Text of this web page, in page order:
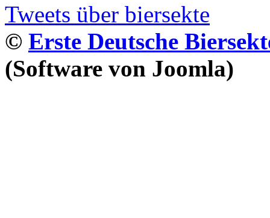
Tweets über biersekte
© Erste Deutsche
(Software von Joomla)